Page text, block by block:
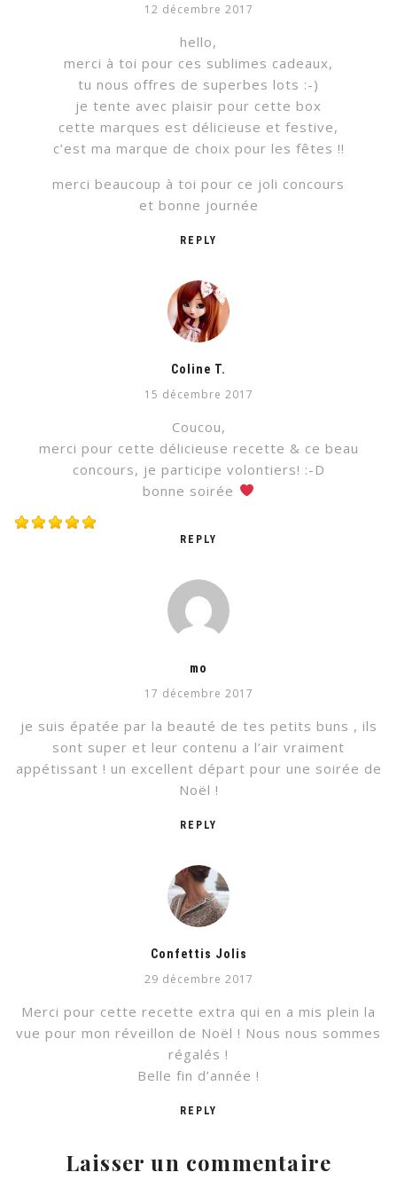
12 décembre 2017
REPLY
hello,
merci à toi pour ces sublimes cadeaux,
tu nous offres de superbes lots :-)
je tente avec plaisir pour cette box
cette marques est délicieuse et festive,
c’est ma marque de choix pour les fêtes !!
merci beaucoup à toi pour ce joli concours
et bonne journée
Coline T.
15 décembre 2017
REPLY
Coucou,
merci pour cette délicieuse recette & ce beau
concours, je participe volontiers! :-D
bonne soirée
mo
17 décembre 2017
REPLY
je suis épatée par la beauté de tes petits buns , ils
sont super et leur contenu a l’air vraiment
appétissant ! un excellent départ pour une soirée de
Noël !
Confettis Jolis
29 décembre 2017
REPLY
Merci pour cette recette extra qui en a mis plein la
vue pour mon réveillon de Noël ! Nous nous sommes
régalés !
Belle fin d’année !
Laisser un commentaire